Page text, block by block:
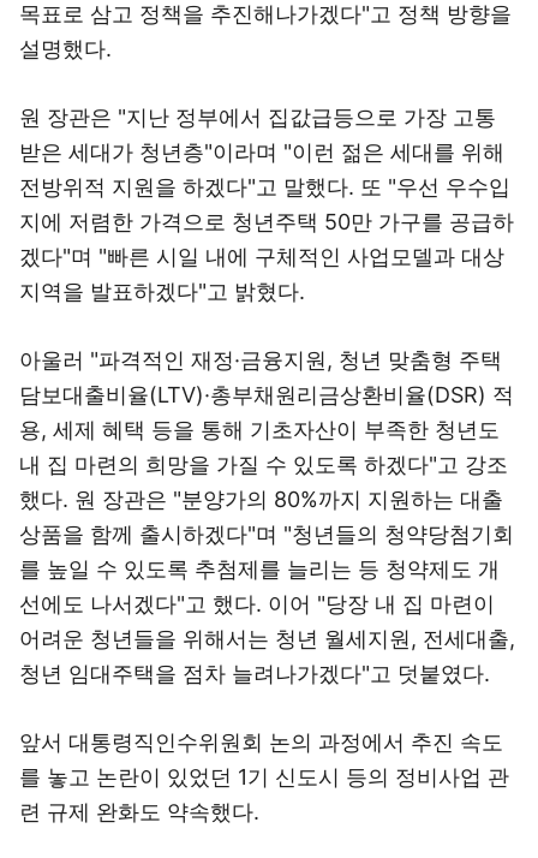
목표로 삼고 정책을 추진해나가겠다"고 정책 방향을
설명했다.
원 장관은 "지난 정부에서 집값급등으로 가장 고통
받은 세대가 청년층"이라며 "이런 젊은 세대를 위해
전방위적 지원을 하겠다"고 말했다. 또 "우선 우수입
지에 저렴한 가격으로 청년주택 50만 가구를 공급하
겠다"며 "빠른 시일 내에 구체적인 사업모델과 대상
지역을 발표하겠다"고 밝혔다.
아울러 "파격적인 재정·금융지원, 청년 맞춤형 주택
담보대출비율(LTV)·총부채원리금상환비율(DSR) 적
용, 세제 혜택 등을 통해 기초자산이 부족한 청년도
내 집 마련의 희망을 가질 수 있도록 하겠다"고 강조
했다. 원 장관은 "분양가의 80%까지 지원하는 대출
상품을 함께 출시하겠다"며 "청년들의 청약당첨기회
를 높일 수 있도록 추첨제를 늘리는 등 청약제도 개
선에도 나서겠다"고 했다. 이어 "당장 내 집 마련이
어려운 청년들을 위해서는 청년 월세지원, 전세대출,
청년 임대주택을 점차 늘려나가겠다"고 덧붙였다.
앞서 대통령직인수위원회 논의 과정에서 추진 속도
를 놓고 논란이 있었던 1기 신도시 등의 정비사업 관
련 규제 완화도 약속했다.